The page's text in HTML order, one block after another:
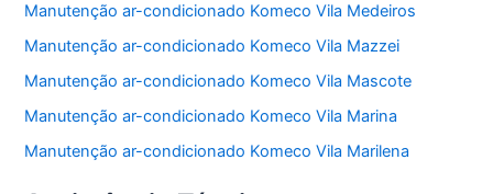
Manutenção ar-condicionado Komeco Vila Medeiros
Manutenção ar-condicionado Komeco Vila Mazzei
Manutenção ar-condicionado Komeco Vila Mascote
Manutenção ar-condicionado Komeco Vila Marina
Manutenção ar-condicionado Komeco Vila Marilena